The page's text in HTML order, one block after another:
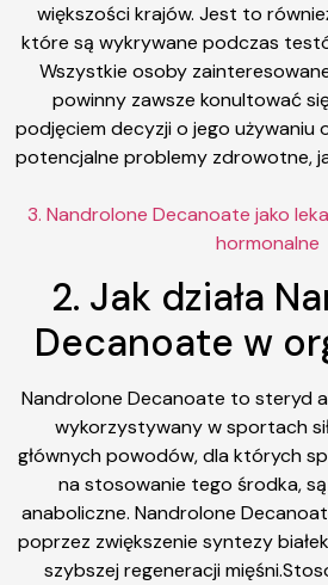
większości krajów. Jest to
które są wykrywane podczas
Wszystkie osoby
powinny zawsze konultować
podjęciem decyzji o jego używaniu
potencjalne problemy zdrowotne,
3. Nandrolone Decanoate jako
hormonalne
2. Jak działa
Decanoate w
Nandrolone Decanoate to steryd
wykorzystywany w sportach
głównych powodów, dla których
na stosowanie tego środka,
anaboliczne. Nandrolone
poprzez zwiększenie syntezy
szybszej regeneracji